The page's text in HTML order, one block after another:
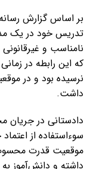
بر اساس گزارش
تدریس خود در یک
نامناسب و
که این رابطه در
نرسیده بود و در
داشت.
دادستانی در جریان
سوءاستفاده از
موقعیت قدرت محسوب
داشته و دانش‌آموز